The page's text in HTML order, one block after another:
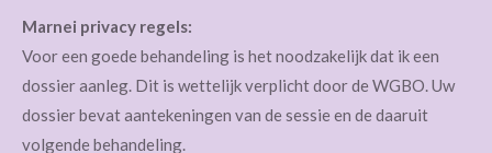
Marnei privacy regels:
Voor een goede behandeling is het noodzakelijk dat ik een
dossier aanleg. Dit is wettelijk verplicht door de WGBO. Uw
dossier bevat aantekeningen van de sessie en de daaruit
volgende behandeling.